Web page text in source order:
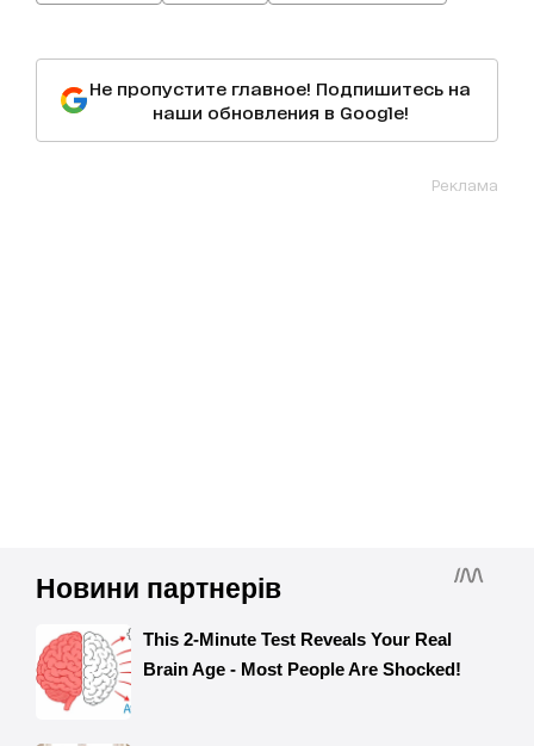
Не пропустите главное! Подпишитесь на
наши обновления в Google!
Реклама